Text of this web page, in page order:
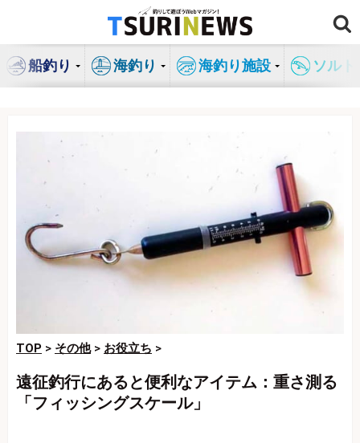
ン
船釣り 海釣り 海釣り施設 ソル
TOP > その他> お役立ち >
遠征釣行にあると便利なアイテム：重さ測る
「フィッシングスケール」